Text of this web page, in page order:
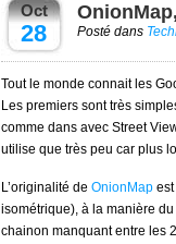
Oct
28 Posté dans
Tout le monde connait les
Les premiers sont très
comme dans avec Street
utilise que très peu car plus
L’originalité de OnionMap
isométrique), à la manière
chainon manquant entre les